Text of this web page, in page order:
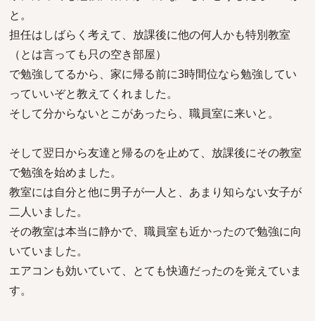
と。
担任はしばらく考えて、放課後に他の何人かも特別教室
（とは言っても只の空き部屋）
で勉強してるから、家に帰る前に3時間位なら勉強してい
っていいぞと教えてくれました。
そして分からないとこがあったら、職員室に来いと。
そして翌日から友達と帰るのを止めて、放課後にその教室
で勉強を始めました。
教室には自分と他に男子が一人と、あまり知らない女子が
二人いました。
その教室は本当に静かで、職員室も近かったので勉強に向
いていました。
エアコンも効いていて、とても快適だったのを覚えていま
す。